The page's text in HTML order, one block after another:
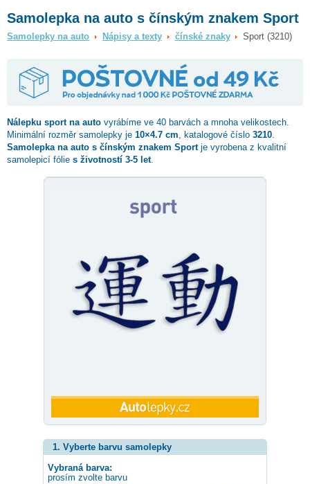
Samolepka na auto s čínským znakem Sport
Samolepky na auto Nápisy a texty čínské znaky Sport (3210)
Nálepku sportna auto vyrábíme ve 40 barvách a mnoha velikostech.
Minimální rozměr samolepky je 10×4.7 cm , katalogové číslo 3210
Samolepka na auto s čínským znakem Sportje vyrobena z kvalitní
samolepicí fólie s životností 3-5 let.
1. Vyberte barvu samolepky
Vybraná barva:
prosím zvolte barvu